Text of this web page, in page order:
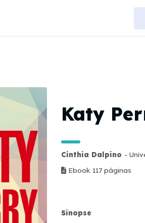
Katy
Cinthia Dalpino -
Ebook 117 páginas
Sinopse